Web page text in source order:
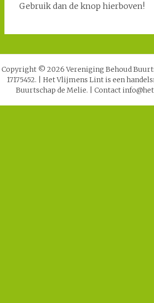
Gebruik dan de knop hierboven!
Copyright © 2026 Vereniging Behoud
17175452.
Het Vlijmens Lint is een
Buurtschap de Melie.
Contact